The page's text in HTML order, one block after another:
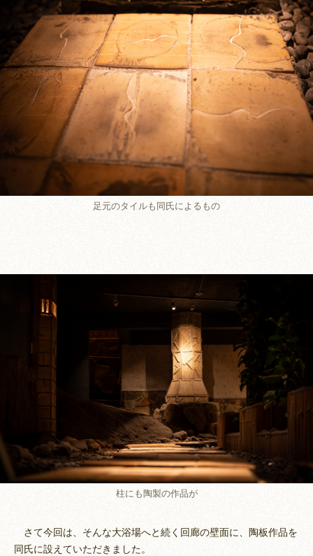
足元のタイルも同氏によるもの
柱にも陶製の作品が
さて今回は、そんな大浴場へと続く回廊の壁面に、陶板作品を
同氏に設えていただきました。